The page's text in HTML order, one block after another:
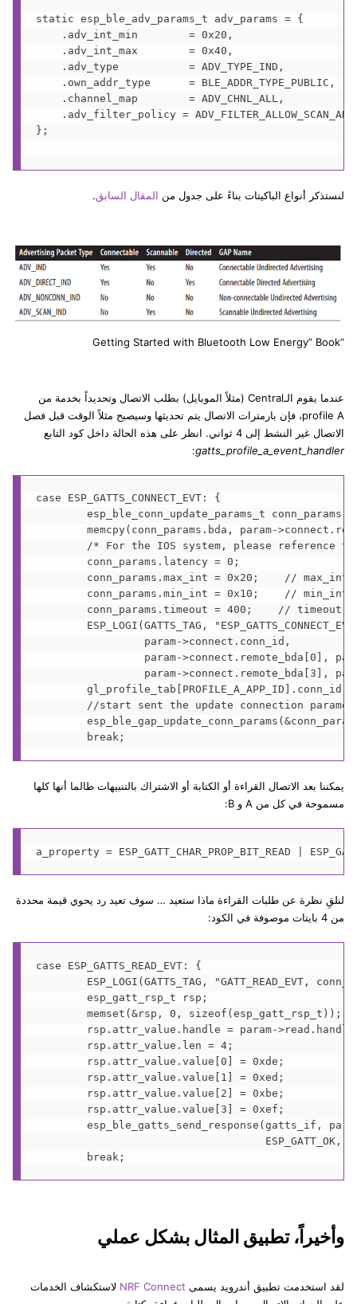
static esp_ble_adv_params_t adv_params = {
    .adv_int_min        = 0x20,
    .adv_int_max        = 0x40,
    .adv_type           = ADV_TYPE_IND,
    .own_addr_type      = BLE_ADDR_TYPE_PUBLIC,
    .channel_map        = ADV_CHNL_ALL,
.adv_filter_policy =
};
لنستذكر أنواع الباكيتات بناءً على جدول من المقال السابق.
“Getting Started with Bluetooth Low Energy” Book
عندما يقوم الـCentral (مثلاً الموبايل) بطلب الاتصال وتحديداً بخدمة من
profile A، فإن بارمترات الاتصال يتم تحديثها وسيصبح مثلاً الوقت قبل فصل
الاتصال غير النشط إلى 4 ثواني. انظر على هذه الحالة داخل كود التابع
gatts_profile_a_event_handler
:
case ESP_GATTS_CONNECT_EVT: {
esp_ble_conn_update_params_t conn_params =
memcpy(conn_params.bda, param-
/* For the IOS system, please reference
        conn_params.latency = 0;
conn_params.max_int = 0x20;    // max_int
conn_params.min_int = 0x10;    // min_int
conn_params.timeout = 400;    // timeout
ESP_LOGI(GATTS_TAG,
                 param->connect.conn_id,
param->connect.remote_bda[0],
param->connect.remote_bda[3],
gl_profile_tab[PROFILE_A_APP_ID].conn_id
//start sent the update connection
يمكننا بعد الاتصال القراءة أو الكتابة أو الاشتراك بالتنبيهات طالما أنها كلها
مسموحة في كل من A و B:
لنلقِ نظرة عن طلبات القراءة ماذا ستعيد … سوف تعيد رد يحوي قيمة محددة
من 4 بايتات موصوفة في الكود:
case ESP_GATTS_READ_EVT: {
ESP_LOGI(GATTS_TAG, "GATT_READ_EVT,
        esp_gatt_rsp_t rsp;
        memset(&rsp, 0, sizeof(esp_gatt_rsp_t));
rsp.attr_value.handle = param-
        rsp.attr_value.len = 4;
        rsp.attr_value.value[0] = 0xde;
        rsp.attr_value.value[1] = 0xed;
        rsp.attr_value.value[2] = 0xbe;
        rsp.attr_value.value[3] = 0xef;
esp_ble_gatts_send_response(gatts_if,
ESP_GATT_OK,
وأخيراً، تطبيق المثال بشكل عملي
لقد استخدمت تطبيق أندرويد يسمى NRF Connect لاستكشاف الخدمات